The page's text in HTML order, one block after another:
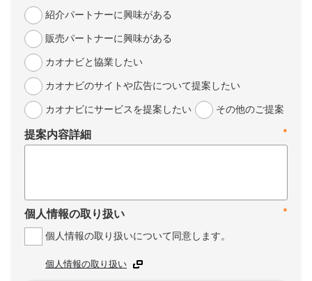
紹介パートナーに興味がある
販売パートナーに興味がある
カオナビと協業したい
カオナビのサイトや広告について提案したい
カオナビにサービスを提案したい
その他のご提案
*
提案内容詳細
*
個人情報の取り扱い
個人情報の取り扱いについて同意します。
個人情報の取り扱い